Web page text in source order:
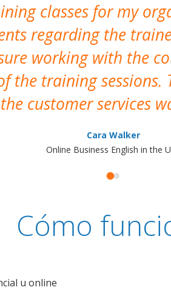
classes for my
regarding the
working with the
the training sessions.
customer services
Cara Walker
Online Business English in the
Cómo
u online